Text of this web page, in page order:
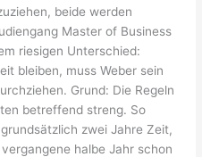
beide werden
Master of Business
riesigen Unterschied:
bleiben, muss Weber sein
Grund: Die Regeln
betreffend streng. So
zwei Jahre Zeit,
halbe Jahr schon